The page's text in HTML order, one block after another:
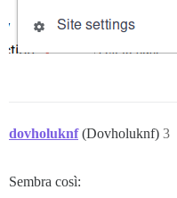
dovholuknf (Dovholuknf) 3
Sembra così: